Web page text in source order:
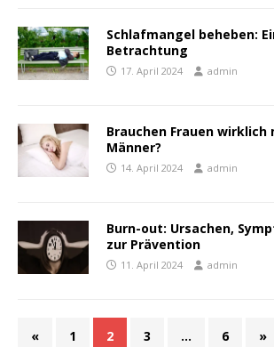
Schlafmangel beheben:
Betrachtung
17. April 2024 admin
Brauchen Frauen wirklich
Männer?
14. April 2024 admin
Burn-out: Ursachen,
zur Prävention
11. April 2024 admin
« 1 2 3 … 6 »